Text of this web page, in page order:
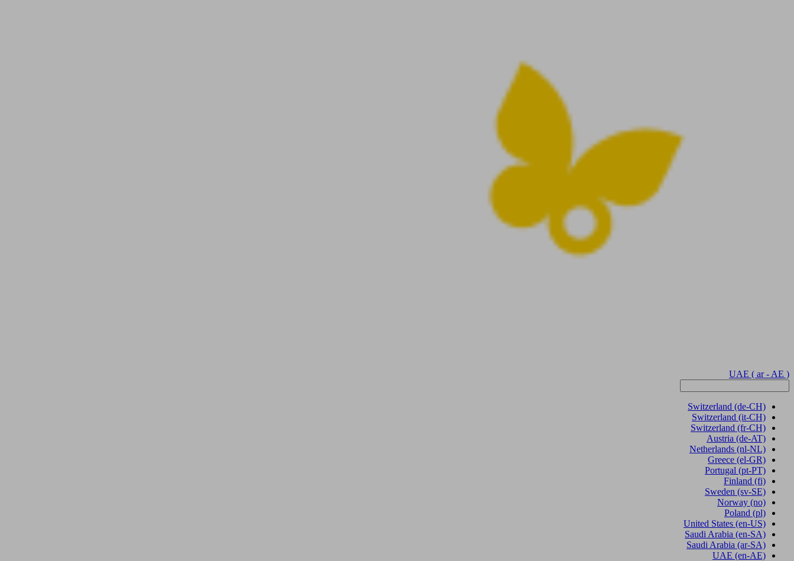
UAE ( ar - AE )
Switzerland (de-CH)
Switzerland (it-CH)
Switzerland (fr-CH)
Austria (de-AT)
Netherlands (nl-NL)
Greece (el-GR)
Portugal (pt-PT)
Finland (fi)
Sweden (sv-SE)
Norway (no)
Poland (pl)
United States (en-US)
Saudi Arabia (en-SA)
Saudi Arabia (ar-SA)
UAE (en-AE)